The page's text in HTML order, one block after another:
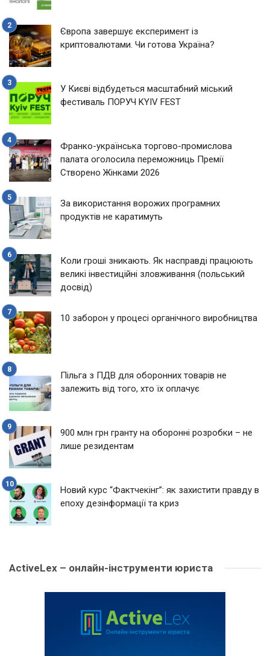
Європа завершує експеримент із
криптовалютами. Чи готова Україна?
У Києві відбудеться масштабний міський
фестиваль ПОРУЧ KYIV FEST
Франко-українська торгово-промислова
палата оголосила переможниць Премії
Створено Жінками 2026
За використання ворожих програмних
продуктів не каратимуть
Коли гроші зникають. Як насправді працюють
великі інвестиційні зловживання (польський
досвід)
10 заборон у процесі органічного виробництва
Пільга з ПДВ для оборонних товарів не
залежить від того, хто їх оплачує
900 млн грн гранту на оборонні розробки – не
лише резидентам
Новий курс “Фактчекінг”: як захистити правду в
епоху дезінформації та криз
ActiveLex – онлайн-інструменти юриста